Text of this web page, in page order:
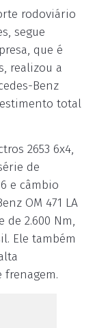
rodoviário
segue
que é
realizou a
Benz
total
2653 6x4,
de
e câmbio
OM 471 LA
de 2.600 Nm,
Ele também
frenagem.